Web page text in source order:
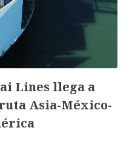
Lines llega a
Asia-México-